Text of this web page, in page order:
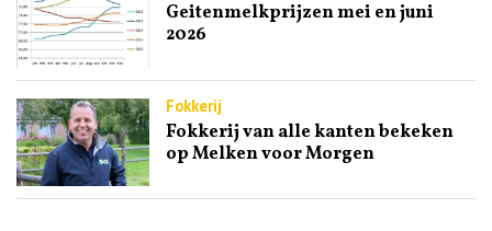
Geitenmelkprijzen mei en juni
2026
Fokkerij
Fokkerij van alle kanten bekeken
op Melken voor Morgen